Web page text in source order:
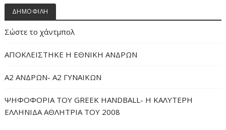
ΔΗΜΟΦΙΛΗ
Σώστε το χάντμπολ
ΑΠΟΚΛΕΙΣΤΗΚΕ Η ΕΘΝΙΚΗ ΑΝΔΡΩΝ
Α2 ΑΝΔΡΩΝ- Α2 ΓΥΝΑΙΚΩΝ
ΨΗΦΟΦΟΡΙΑ ΤΟΥ GREEK HANDBALL- H ΚΑΛΥΤΕΡΗ
ΕΛΛΗΝΙΔΑ ΑΘΛΗΤΡΙΑ ΤΟΥ 2008